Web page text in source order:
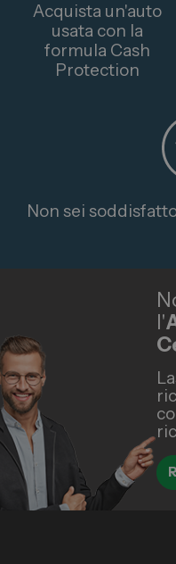
Acquista un'auto
usata con la
formula Cash
Protection
Non sei
l'